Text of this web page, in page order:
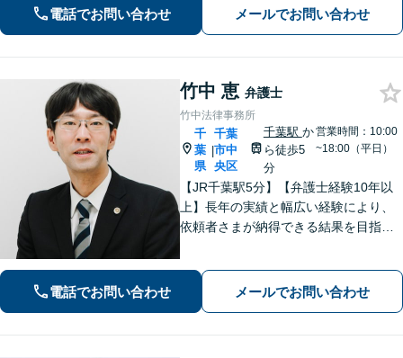
幅広くサポート。【夜間・休日面談
可】【完全個室】【本千葉駅徒歩３
電話でお問い合わせ メールでお問い合わせ
竹中 恵 弁護士
竹中法律事務所
千
葉
県
|
千葉
市中
央区
千葉駅 か
ら徒歩5
分
営業時間：10:00
~18:00（平日）
【JR千葉駅5分】【弁護士経験10年以
上】長年の実績と幅広い経験により、
依頼者さまが納得できる結果を目指し
い】オーナーの方からの案件を解決し
た実績多数【初回相談無料】
電話でお問い合わせ メールでお問い合わせ